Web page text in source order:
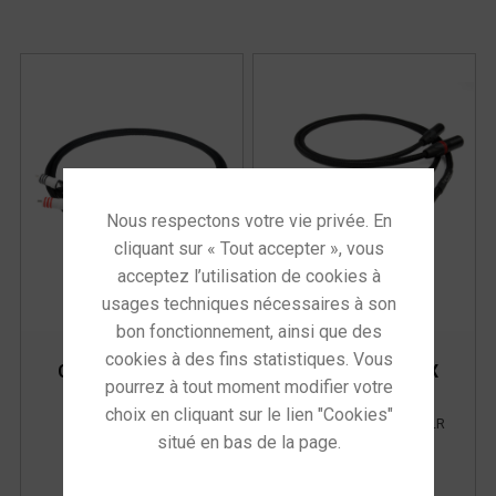
Chord SignatureX
RCA
Câble de modulation
Chord SignatureX
XLR
Câble de modulation XLR
1 900,00